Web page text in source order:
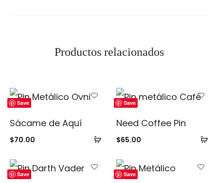
Productos relacionados
Save
Añadir
carrito
Sácame de Aquí
$70.00
Save
Need Coffee Pin
$65.00
Save Save